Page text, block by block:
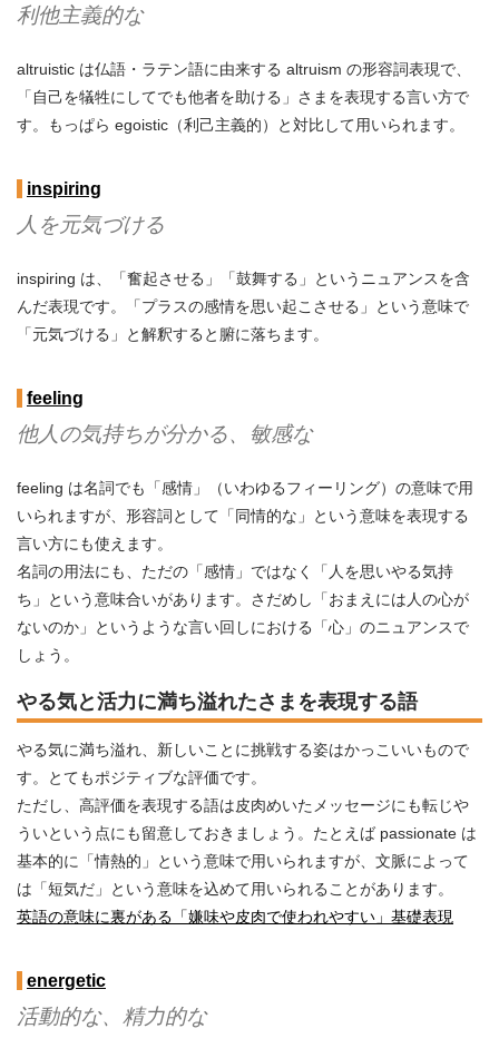
利他主義的な
altruistic は仏語・ラテン語に由来する altruism の形容詞表現で、
「自己を犠牲にしてでも他者を助ける」さまを表現する言い方で
す。もっぱら egoistic（利己主義的）と対比して用いられます。
inspiring
人を元気づける
inspiring は、「奮起させる」「鼓舞する」というニュアンスを含
んだ表現です。「プラスの感情を思い起こさせる」という意味で
「元気づける」と解釈すると腑に落ちます。
feeling
他人の気持ちが分かる、敏感な
feeling は名詞でも「感情」（いわゆるフィーリング）の意味で用
いられますが、形容詞として「同情的な」という意味を表現する
言い方にも使えます。
名詞の用法にも、ただの「感情」ではなく「人を思いやる気持
ち」という意味合いがあります。さだめし「おまえには人の心が
ないのか」というような言い回しにおける「心」のニュアンスで
しょう。
やる気と活力に満ち溢れたさまを表現する語
やる気に満ち溢れ、新しいことに挑戦する姿はかっこいいもので
す。とてもポジティブな評価です。
ただし、高評価を表現する語は皮肉めいたメッセージにも転じや
ういという点にも留意しておきましょう。たとえば passionate は
基本的に「情熱的」という意味で用いられますが、文脈によって
は「短気だ」という意味を込めて用いられることがあります。
英語の意味に裏がある「嫌味や皮肉で使われやすい」基礎表現
energetic
活動的な、精力的な